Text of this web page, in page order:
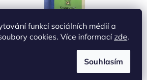
funkcí sociálních médií a
cookies. Více informacízde.
Souhlasím